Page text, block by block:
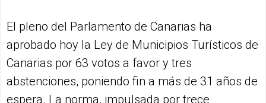
El pleno del Parlamento de Canarias ha
aprobado hoy la Ley de Municipios Turísticos de
Canarias por 63 votos a favor y tres
abstenciones, poniendo fin a más de 31 años de
espera. La norma, impulsada por trece